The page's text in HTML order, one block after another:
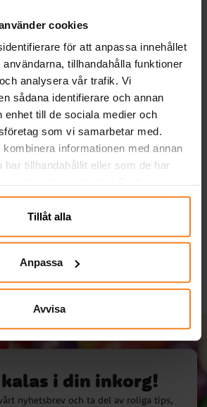
cookies
för att anpassa innehållet
tillhandahålla funktioner
analysera vår trafik. Vi
sådana identifierare och annan
enhet till de sociala medier och
som vi samarbetar med.
informationen med annan
har tillhandahållit eller som de har
ditt samtycke.
Tillåt alla
Anpassa
Avvisa
10-
Sifferballonger Lila 86
GÅ TILL
i din inkorg!
nyhetsbrev och ta del av roliga tips,